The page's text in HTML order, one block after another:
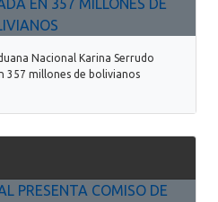
Nacional Karina Serrudo
357 millones de bolivianos